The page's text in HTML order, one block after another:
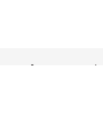
order